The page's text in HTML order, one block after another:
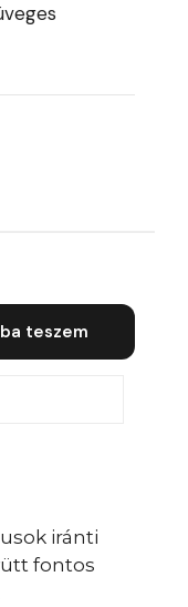
teszem
iránti
fontos